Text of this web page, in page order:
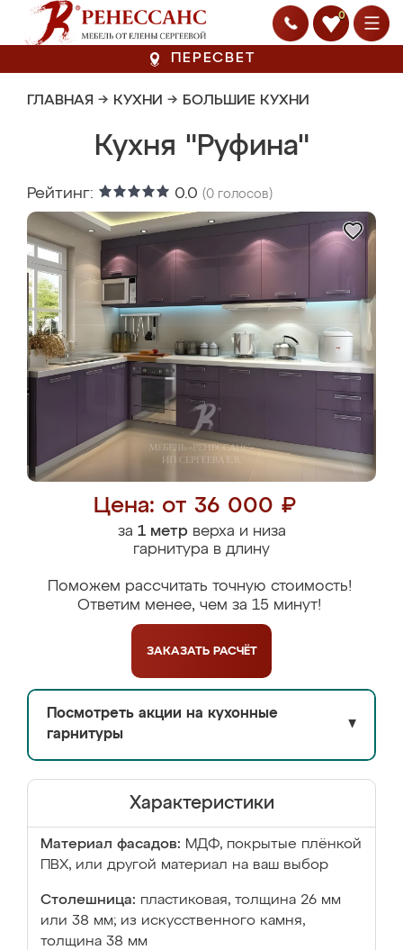
0
ПЕРЕСВЕТ
ГЛАВНАЯ → КУХНИ → БОЛЬШИЕ КУХНИ
Кухня "Руфина"
Рейтинг: 0.0 (0 голосов)
Цена: от 36 000 ₽
за 1 метрверха и низа
гарнитура в длину
Поможем рассчитать точную стоимость!
Ответим менее, чем за 15 минут!
ЗАКАЗАТЬ РАСЧЁТ
Посмотреть акции на кухонные
гарнитуры
▼
Характеристики
Материал фасадов: МДФ, покрытые плёнкой
ПВХ, или другой материал на ваш выбор
Столешница: пластиковая, толщина 26 мм
или 38 мм; из искусственного камня,
толщина 38 мм